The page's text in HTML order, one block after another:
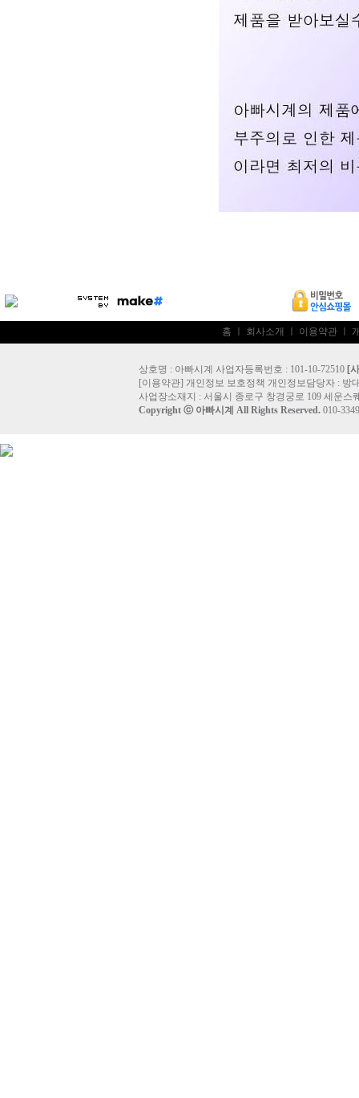
홈 회사소개 이용약관
상호명 : 아빠시계 사업자등록번호 : 101-10-72510 [
[이용약관] 개인정보 보호정책 개인정보담당자 : 방
사업장소재지 : 서울시 종로구 창경궁로 109 세운스
Copyright ⓒ 아빠시계 All Rights Reserved. 010-